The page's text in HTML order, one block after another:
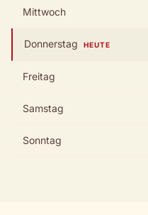
Mittwoch
Donnerstag HEUTE
Freitag
Samstag
Sonntag